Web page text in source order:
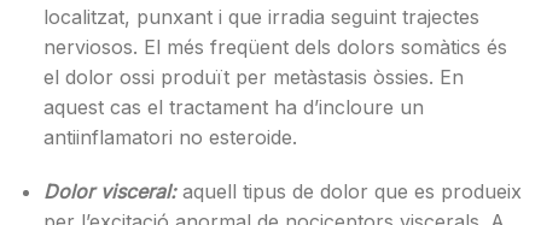
localitzat, punxant i que irradia seguint trajectes
nerviosos. El més freqüent dels dolors somàtics és
el dolor ossi produït per metàstasis òssies. En
aquest cas el tractament ha d’incloure un
antiinflamatori no esteroide.
Dolor visceral:aquell tipus de dolor que es produeix